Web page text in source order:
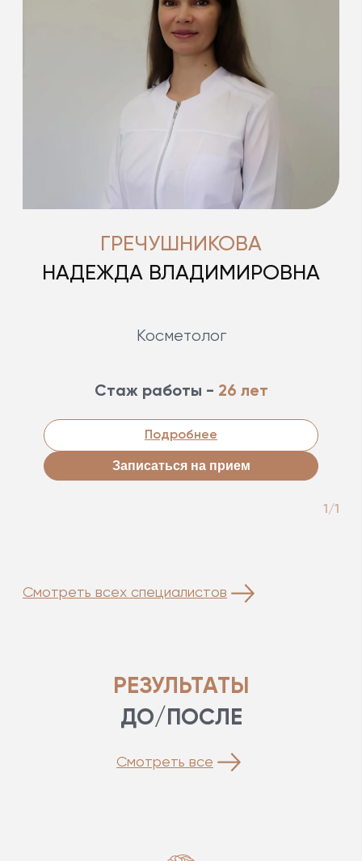
ГРЕЧУШНИКОВА
НАДЕЖДА ВЛАДИМИРОВНА
Косметолог
Стаж работы - 26 лет
Подробнее
Записаться на прием
1/1
Смотреть всех специалистов
РЕЗУЛЬТАТЫ
ДО/ПОСЛЕ
Смотреть все